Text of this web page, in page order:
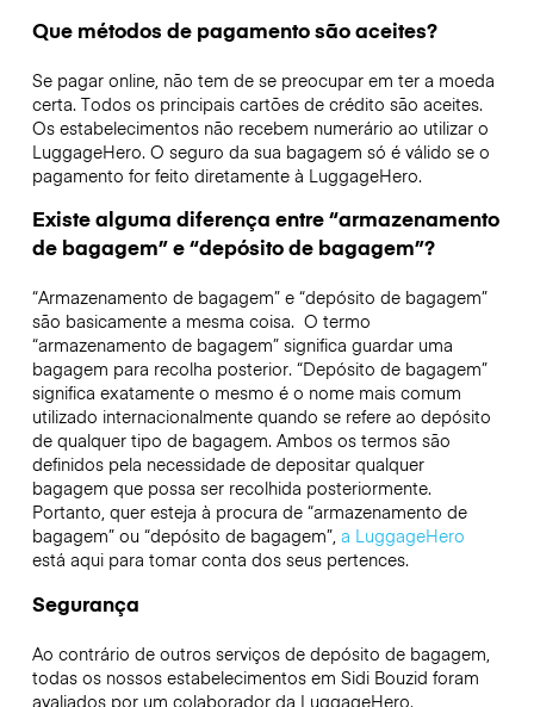
Que métodos de pagamento são aceites?
Se pagar online, não tem de se preocupar em ter a moeda
certa. Todos os principais cartões de crédito são aceites.
Os estabelecimentos não recebem numerário ao utilizar o
LuggageHero. O seguro da sua bagagem só é válido se o
pagamento for feito diretamente à LuggageHero.
Existe alguma diferença entre “armazenamento
de bagagem” e “depósito de bagagem”?
“Armazenamento de bagagem” e “depósito de bagagem”
são basicamente a mesma coisa. O termo
“armazenamento de bagagem” significa guardar uma
bagagem para recolha posterior. “Depósito de bagagem”
significa exatamente o mesmo é o nome mais comum
utilizado internacionalmente quando se refere ao depósito
de qualquer tipo de bagagem. Ambos os termos são
definidos pela necessidade de depositar qualquer
bagagem que possa ser recolhida posteriormente.
Portanto, quer esteja à procura de “armazenamento de
bagagem” ou “depósito de bagagem”,a LuggageHero
está aqui para tomar conta dos seus pertences.
Segurança
Ao contrário de outros serviços de depósito de bagagem,
todas os nossos estabelecimentos em Sidi Bouzid foram
avaliados por um colaborador da LuggageHero.